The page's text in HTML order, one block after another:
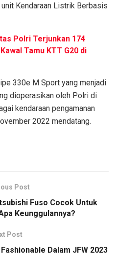
Kendaraan Listrik Berbasis
Polri Terjunkan 174
Tamu KTT G20 di
330e M Sport yang menjadi
dioperasikan oleh Polri di
kendaraan pengamanan
2022 mendatang.
Post
Fuso Cocok Untuk
Keunggulannya?
Post
Dalam JFW 2023